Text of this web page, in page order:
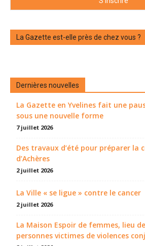
La Gazette est-elle près de chez vous ?
Dernières nouvelles
La Gazette en Yvelines fait une
sous une nouvelle forme
7 juillet 2026
Des travaux d’été pour préparer la
d’Achères
2 juillet 2026
La Ville « se ligue » contre le cancer
2 juillet 2026
La Maison Espoir de femmes, lieu
personnes victimes de violences